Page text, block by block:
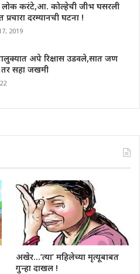
लोक करंटे,आ. कोल्हेची जीभ घसरली
दरम्यानची घटना !
2019
अपे रिक्षास उडवले,सात जण
तर सहा जखमी
अखेर…’त्या’ महिलेच्या मृत्यूबाबत
गुन्हा दाखल !